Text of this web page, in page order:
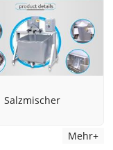
Salzmischer
Mehr+